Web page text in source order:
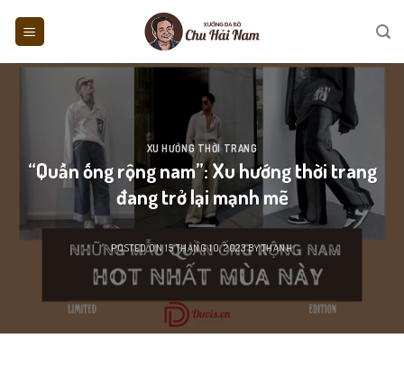
XU HƯỚNG THỜI TRANG
“Quần ống rộng nam”: Xu hướng thời trang
đang trở lại mạnh mẽ
POSTED ON15 THÁNG 10, 2023BYTHANH